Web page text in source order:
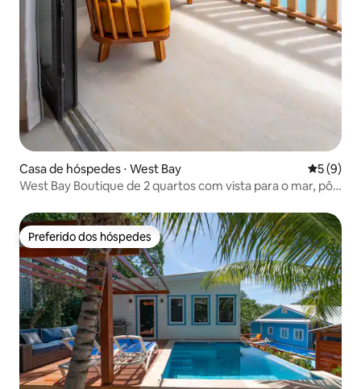
Casa de hóspedes ⋅ West Bay 5 de
5 (9)
West Bay Boutique de 2 quartos com vista para o mar, pôr
Preferido dos hóspedes
Preferido dos hóspedes